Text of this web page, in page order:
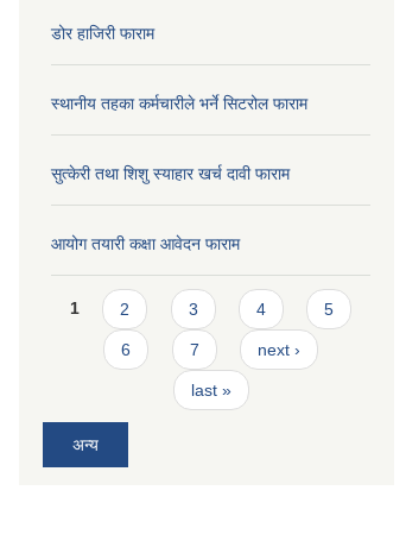
डोर हाजिरी फाराम
स्थानीय तहका कर्मचारीले भर्ने सिटरोल फाराम
सुत्केरी तथा शिशु स्याहार खर्च दावी फाराम
आयोग तयारी कक्षा आवेदन फाराम
Pages
1 2 3 4 5
6 7 next ›
last »
अन्य